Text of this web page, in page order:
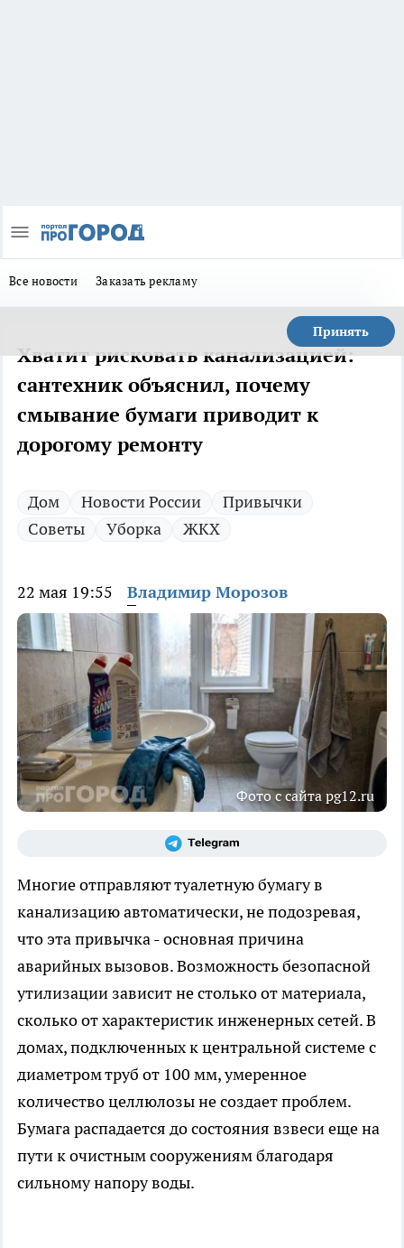
Все новости Заказать рекламу
Принять
Хватит рисковать канализацией:
сантехник объяснил, почему
смывание бумаги приводит к
дорогому ремонту
Дом Новости России
Привычки
Советы
Уборка ЖКХ
22 мая 19:55 Владимир Морозов
Фото с сайта pg12.ru
Многие отправляют туалетную бумагу в
канализацию автоматически, не подозревая,
что эта привычка - основная причина
аварийных вызовов. Возможность безопасной
утилизации зависит не столько от материала,
сколько от характеристик инженерных сетей. В
домах, подключенных к центральной системе с
диаметром труб от 100 мм, умеренное
количество целлюлозы не создает проблем.
Бумага распадается до состояния взвеси еще на
пути к очистным сооружениям благодаря
сильному напору воды.